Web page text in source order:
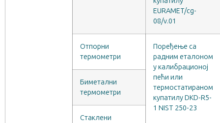
EURAMET/cg-
08/v.01
Отпорни
термометри
Поређење са
радним еталоном
у калибрационој
пећи или
термостатираном
купатилу DKD-R5-
1 NIST 250-23
Биметални
термометри
Стаклени